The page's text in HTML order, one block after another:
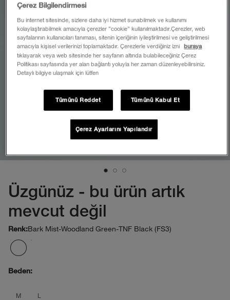
Üzgünüz - bu ürün artık
mevcut değil
Renk:Bark Mist-Woodland Green-TNF Black (FS3)
Beden:
M L
Çerez Bilgilendirmesi
Bu internet sitesinde, sizlere daha iyi hizmet sunabilmek ve kullanımı
kolaylaştırabilmek amacıyla çerezler ”cookie” kullanılmaktadır.Çerezler, web
sayfalarının kullanıcıları tanıması, sitenin içeriğinin iyileştirilmesi ve geliştirilmesi
amacıyla kişisel verilerinizi toplamaktadır. Çerezlerle verdiğiniz izni
buraya
tıklayarak veya web sitesinde her sayfanın altında bulabileceğiniz Çerez
Politikası sayfasında yer alan bağlantı yoluyla her zaman düzenleyebilirsiniz.
Detaylı bilgiye ulaşmak için lütfen
Tümünü Reddet Tümünü Kabul Et
Çerez Ayarlarını Yapılandır